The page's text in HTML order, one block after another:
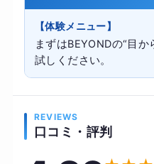
【体験メニュー】
まずはBEYONDの“目
試しください。
REVIEWS
口コミ・評判